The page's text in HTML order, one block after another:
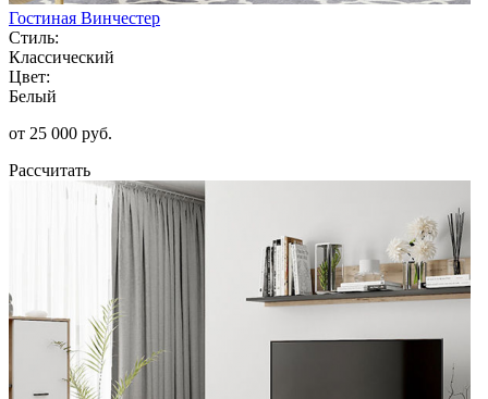
Гостиная Винчестер
Стиль:
Классический
Цвет:
Белый
от 25 000 руб.
Рассчитать